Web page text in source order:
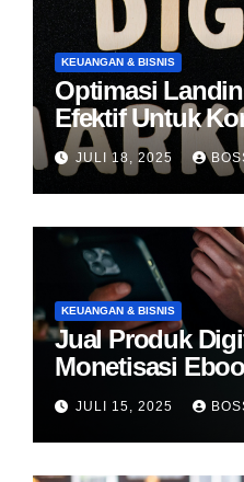
KEUANGAN & BISNIS
Optimasi
Efektif Untuk
JULI 18, 2025
KEUANGAN & BISNIS
Jual Produk
Monetisasi
JULI 15, 2025